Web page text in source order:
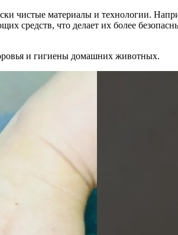
чистые материалы и технологии.
средств, что делает их более
и гигиены домашних животных.